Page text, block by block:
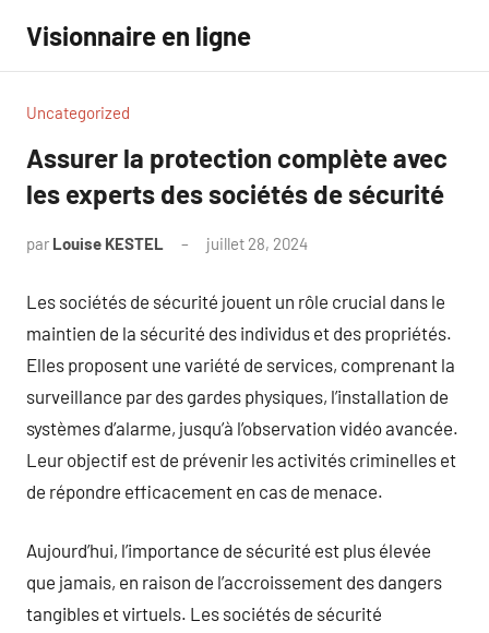
contenu
Visionnaire en ligne
Uncategorized
Assurer la protection complète avec
les experts des sociétés de sécurité
par Louise KESTEL juillet 28, 2024
Les sociétés de sécurité jouent un rôle crucial dans le
maintien de la sécurité des individus et des propriétés.
Elles proposent une variété de services, comprenant la
surveillance par des gardes physiques, l’installation de
systèmes d’alarme, jusqu’à l’observation vidéo avancée.
Leur objectif est de prévenir les activités criminelles et
de répondre efficacement en cas de menace.
Aujourd’hui, l’importance de sécurité est plus élevée
que jamais, en raison de l’accroissement des dangers
tangibles et virtuels. Les sociétés de sécurité